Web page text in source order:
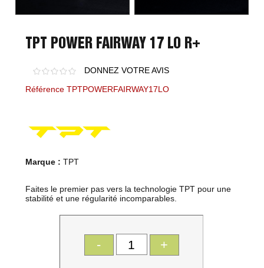
TPT POWER FAIRWAY 17 LO R+
DONNEZ VOTRE AVIS
Référence TPTPOWERFAIRWAY17LO
Marque : TPT
Faites le premier pas vers la technologie TPT pour une
stabilité et une régularité incomparables.
- +